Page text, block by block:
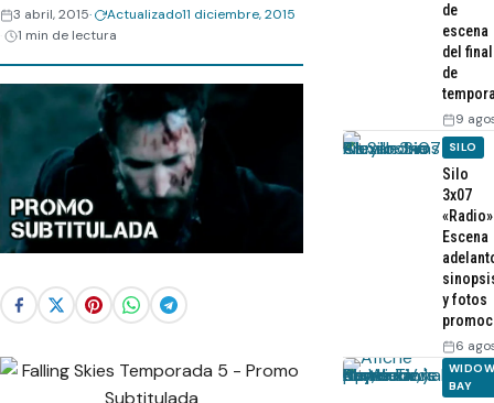
3 abril, 2015 Actualizado11 diciembre, 2015
1 min de lectura
de
escena
del final
de
9
SILO
Silo
3x07
Escena
y fotos
6
BAY